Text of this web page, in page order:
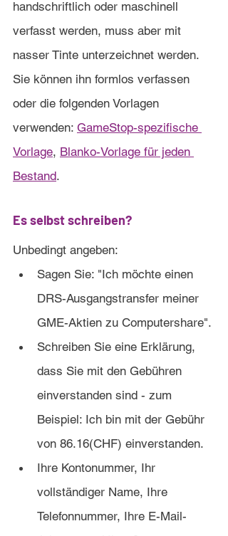
handschriftlich oder maschinell
verfasst werden, muss aber mit
nasser Tinte unterzeichnet werden.
Sie können ihn formlos verfassen
oder die folgenden Vorlagen
verwenden: GameStop-spezifische
Vorlage, Blanko-Vorlage für jeden
Bestand.
Es selbst schreiben?
Unbedingt angeben:
Sagen Sie: "Ich möchte einen
DRS-Ausgangstransfer meiner
GME-Aktien zu Computershare".
Schreiben Sie eine Erklärung,
dass Sie mit den Gebühren
einverstanden sind - zum
Beispiel: Ich bin mit der Gebühr
von 86.16(CHF) einverstanden.
Ihre Kontonummer, Ihr
vollständiger Name, Ihre
Telefonnummer, Ihre E-Mail-